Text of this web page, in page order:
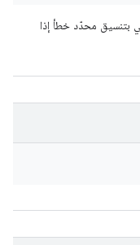
بتنسيق محدّد خطأ إذا